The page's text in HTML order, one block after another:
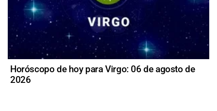
Horóscopo de hoy para Virgo: 06 de agosto de
2026